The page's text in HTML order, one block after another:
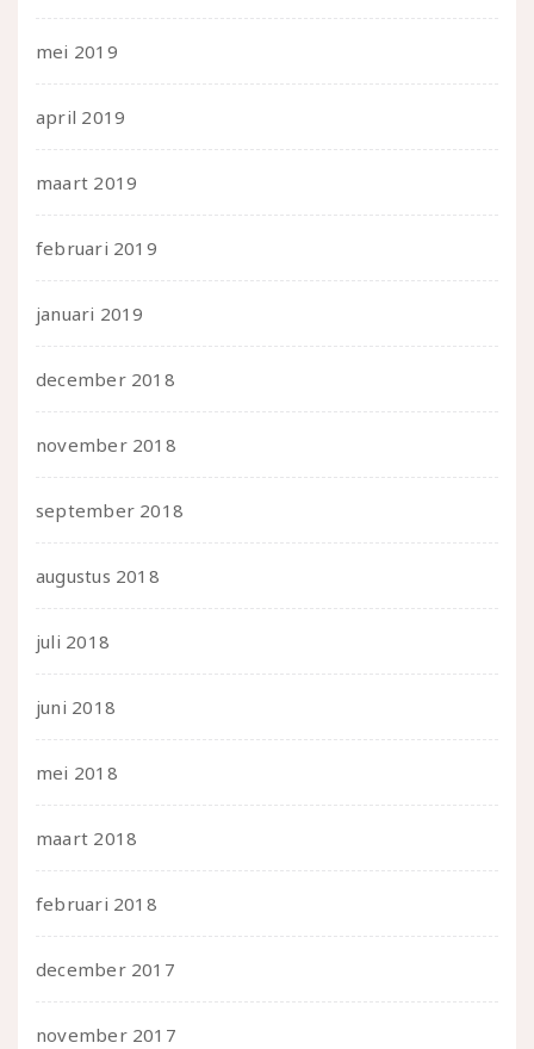
mei 2019
april 2019
maart 2019
februari 2019
januari 2019
december 2018
november 2018
september 2018
augustus 2018
juli 2018
juni 2018
mei 2018
maart 2018
februari 2018
december 2017
november 2017